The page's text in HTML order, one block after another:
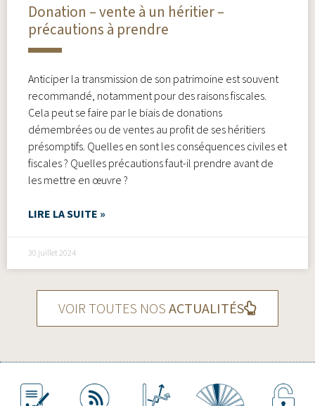
Donation – vente à un héritier –
précautions à prendre
Anticiper la transmission de son patrimoine est souvent
recommandé, notamment pour des raisons fiscales.
Cela peut se faire par le biais de donations
démembrées ou de ventes au profit de ses héritiers
présomptifs. Quelles en sont les conséquences civiles et
fiscales ? Quelles précautions faut-il prendre avant de
les mettre en œuvre ?
LIRE LA SUITE »
30 juillet 2024
VOIR TOUTES NOS ACTUALITÉS